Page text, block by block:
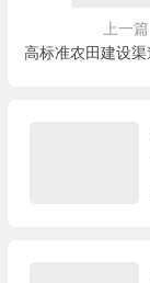
上一篇